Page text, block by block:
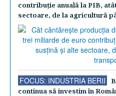
contribuţie anuală la PIB,
sectoare, de la agricultură
FOCUS: INDUSTRIA BERII
continua să investim în